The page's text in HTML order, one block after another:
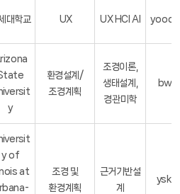
대학교 UX UX HCI AI
y
환경설계/
조경계획
조경이론,
생태설계,
경관미학
y of
at
조경 및
환경계획
근거기반설
계